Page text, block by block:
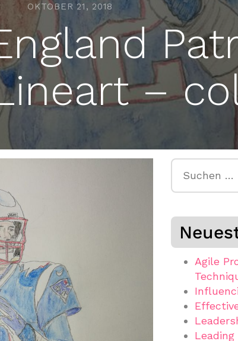
OKTOBER 21, 2018
–
Agile